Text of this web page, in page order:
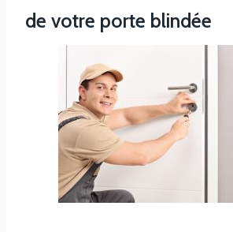
de votre porte blindée